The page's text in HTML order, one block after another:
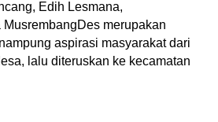
Edih Lesmana,
merupakan
aspirasi masyarakat dari
lalu diteruskan ke kecamatan